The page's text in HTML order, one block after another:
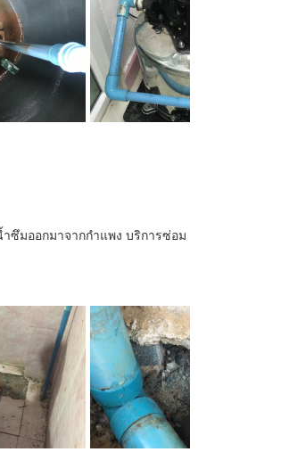
ซึมออกมาจากกำแพง บริการซ่อม